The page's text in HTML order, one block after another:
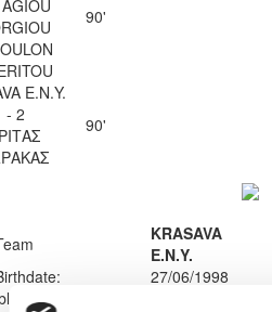
90'
Ε.Ν.Y.
- 2
90'
KRASAVA
Ε.Ν.Y.
27/06/1998